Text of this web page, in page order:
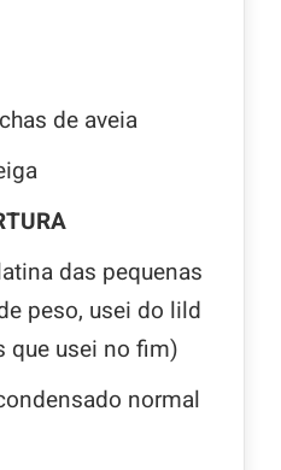
de aveia
das pequenas
peso, usei do lild
que usei no fim)
normal